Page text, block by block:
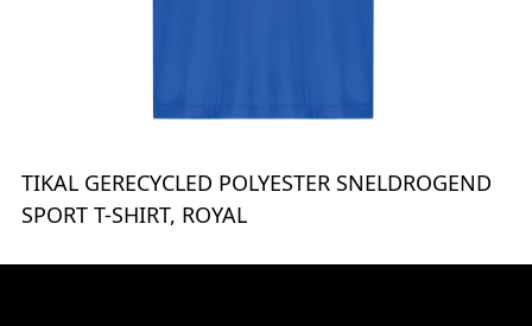
TIKAL GERECYCLED POLYESTER SNELDROGEND
SPORT T-SHIRT, ROYAL